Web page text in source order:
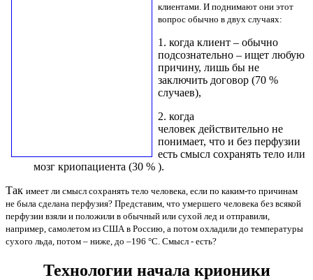
клиентами. И поднимают они этот
вопрос обычно в двух случаях:
1. когда клиент – обычно
подсознательно – ищет любую
причину, лишь бы не
заключить договор (70 %
случаев),
2. когда
человек действительно не
понимает, что и без перфузии
есть смысл сохранять тело или
мозг криопациента (30 % ).
Так имеет ли смысл сохранять тело человека, если по каким-то причинам
не была сделана перфузия? Представим, что умершего человека без всякой
перфузии взяли и положили в обычный или сухой лед и отправили,
например, самолетом из США в Россию, а потом охладили до температуры
сухого льда, потом – ниже, до –196 °C. Смысл - есть?
Технологии начала крионики